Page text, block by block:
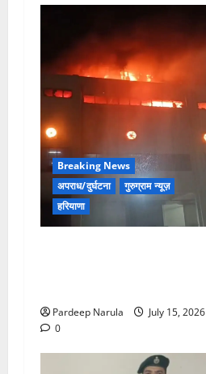
Breaking News
अपराध/दुर्घटना
गुरुग्राम न्यूज़
हरियाणा
Pardeep Narula
July 15, 2026
0